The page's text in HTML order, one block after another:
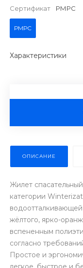
Сертификат РМРС
РМРС
Характеристики
ОПИСАНИЕ
Жилет
категории
жёлтого, ярко-
вспененным
согласно
Простое и